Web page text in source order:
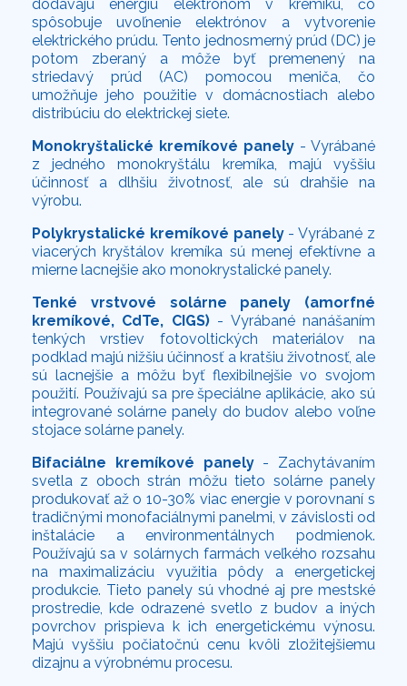
dodávajú energiu elektrónom v kremíku, čo
spôsobuje uvoľnenie elektrónov a vytvorenie
elektrického prúdu. Tento jednosmerný prúd (DC) je
potom zberaný a môže byť premenený na
striedavý prúd (AC) pomocou meniča, čo
umožňuje jeho použitie v domácnostiach alebo
distribúciu do elektrickej siete.
Monokryštalické kremíkové panely - Vyrábané
z jedného monokryštálu kremíka, majú vyššiu
účinnosť a dlhšiu životnosť, ale sú drahšie na
výrobu.
Polykrystalické kremíkové panely- Vyrábané z
viacerých kryštálov kremíka sú menej efektívne a
mierne lacnejšie ako monokrystalické panely.
Tenké vrstvové solárne panely (amorfné
kremíkové, CdTe, CIGS)- Vyrábané nanášaním
tenkých vrstiev fotovoltických materiálov na
podklad majú nižšiu účinnosť a kratšiu životnosť, ale
sú lacnejšie a môžu byť flexibilnejšie vo svojom
použití. Používajú sa pre špeciálne aplikácie, ako sú
integrované solárne panely do budov alebo voľne
stojace solárne panely.
Bifaciálne kremíkové panely- Zachytávaním
svetla z oboch strán môžu tieto solárne panely
produkovať až o 10-30% viac energie v porovnaní s
tradičnými monofaciálnymi panelmi, v závislosti od
inštalácie a environmentálnych podmienok.
Používajú sa v solárnych farmách veľkého rozsahu
na maximalizáciu využitia pôdy a energetickej
produkcie. Tieto panely sú vhodné aj pre mestské
prostredie, kde odrazené svetlo z budov a iných
povrchov prispieva k ich energetickému výnosu.
Majú vyššiu počiatočnú cenu kvôli zložitejšiemu
dizajnu a výrobnému procesu.